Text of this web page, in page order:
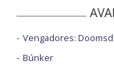
Vengadores:
Búnker